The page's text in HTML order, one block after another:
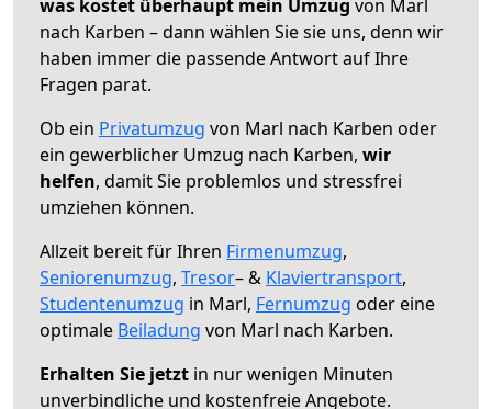
was kostet überhaupt mein Umzug von Marl
nach Karben – dann wählen Sie sie uns, denn wir
haben immer die passende Antwort auf Ihre
Fragen parat.
Ob ein Privatumzug von Marl nach Karben oder
ein gewerblicher Umzug nach Karben, wir
helfen, damit Sie problemlos und stressfrei
umziehen können.
Allzeit bereit für Ihren Firmenumzug,
Seniorenumzug, Tresor– & Klaviertransport,
Studentenumzug in Marl, Fernumzug oder eine
optimale Beiladung von Marl nach Karben.
Erhalten Sie jetzt in nur wenigen Minuten
unverbindliche und kostenfreie Angebote.